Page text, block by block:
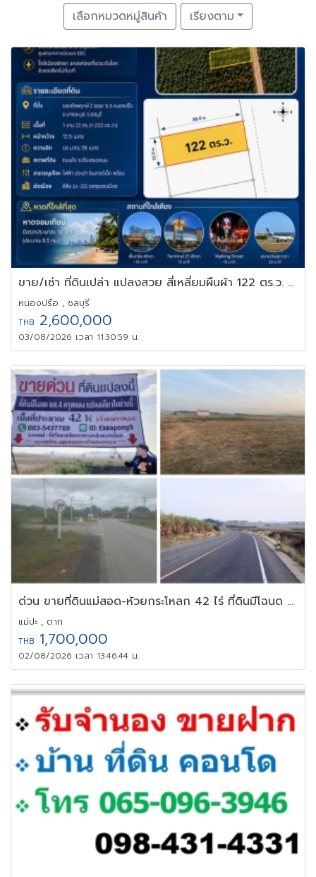
เลือกหมวดหมู่สินค้า เรียงตาม
ขาย/เช่า ที่ดินเปล่า แปลงสวย สี่เหลี่ยมผืนผ้า 122 ตร.ว. บางละมุง
หนองปรือ , ชลบุรี
THB 2,600,000
03/08/2026 เวลา 11:30:59 น.
ด่วน ขายที่ดินแม่สอด-ห้วยกระโหลก 42 ไร่ ที่ดินมีโฉนด นส.4 ครุฑแดง
แม่ปะ , ตาก
THB 1,700,000
02/08/2026 เวลา 13:46:44 น.